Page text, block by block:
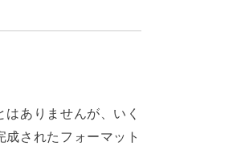
ありませんが、いく
されたフォーマット